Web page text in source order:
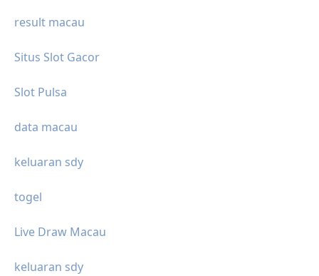
result macau
Situs Slot Gacor
Slot Pulsa
data macau
keluaran sdy
togel
Live Draw Macau
keluaran sdy